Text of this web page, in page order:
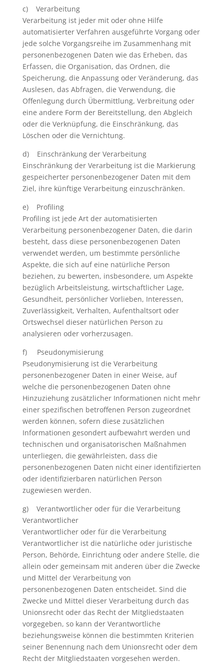
c) Verarbeitung
Verarbeitung ist jeder mit oder ohne Hilfe
automatisierter Verfahren ausgeführte Vorgang oder
jede solche Vorgangsreihe im Zusammenhang mit
personenbezogenen Daten wie das Erheben, das
Erfassen, die Organisation, das Ordnen, die
Speicherung, die Anpassung oder Veränderung, das
Auslesen, das Abfragen, die Verwendung, die
Offenlegung durch Übermittlung, Verbreitung oder
eine andere Form der Bereitstellung, den Abgleich
oder die Verknüpfung, die Einschränkung, das
Löschen oder die Vernichtung.
d) Einschränkung der Verarbeitung
Einschränkung der Verarbeitung ist die Markierung
gespeicherter personenbezogener Daten mit dem
Ziel, ihre künftige Verarbeitung einzuschränken.
e) Profiling
Profiling ist jede Art der automatisierten
Verarbeitung personenbezogener Daten, die darin
besteht, dass diese personenbezogenen Daten
verwendet werden, um bestimmte persönliche
Aspekte, die sich auf eine natürliche Person
beziehen, zu bewerten, insbesondere, um Aspekte
bezüglich Arbeitsleistung, wirtschaftlicher Lage,
Gesundheit, persönlicher Vorlieben, Interessen,
Zuverlässigkeit, Verhalten, Aufenthaltsort oder
Ortswechsel dieser natürlichen Person zu
analysieren oder vorherzusagen.
f) Pseudonymisierung
Pseudonymisierung ist die Verarbeitung
personenbezogener Daten in einer Weise, auf
welche die personenbezogenen Daten ohne
Hinzuziehung zusätzlicher Informationen nicht mehr
einer spezifischen betroffenen Person zugeordnet
werden können, sofern diese zusätzlichen
Informationen gesondert aufbewahrt werden und
technischen und organisatorischen Maßnahmen
unterliegen, die gewährleisten, dass die
personenbezogenen Daten nicht einer identifizierten
oder identifizierbaren natürlichen Person
zugewiesen werden.
g) Verantwortlicher oder für die Verarbeitung
Verantwortlicher
Verantwortlicher oder für die Verarbeitung
Verantwortlicher ist die natürliche oder juristische
Person, Behörde, Einrichtung oder andere Stelle, die
allein oder gemeinsam mit anderen über die Zwecke
und Mittel der Verarbeitung von
personenbezogenen Daten entscheidet. Sind die
Zwecke und Mittel dieser Verarbeitung durch das
Unionsrecht oder das Recht der Mitgliedstaaten
vorgegeben, so kann der Verantwortliche
beziehungsweise können die bestimmten Kriterien
seiner Benennung nach dem Unionsrecht oder dem
Recht der Mitgliedstaaten vorgesehen werden.